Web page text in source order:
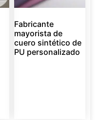
Fabricante
mayorista de
cuero sintético de
PU personalizado